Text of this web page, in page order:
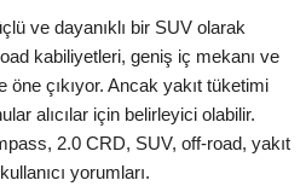
ve dayanıklı bir SUV olarak
kabiliyetleri, geniş iç mekanı ve
öne çıkıyor. Ancak yakıt tüketimi
alıcılar için belirleyici olabilir.
2.0 CRD, SUV, off-road, yakıt
yorumları.